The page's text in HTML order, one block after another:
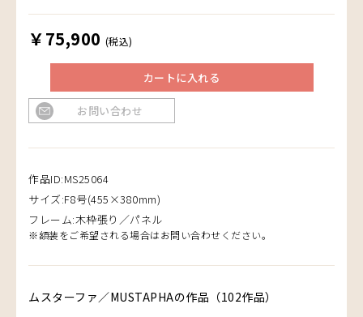
￥75,900 (税込)
カートに入れる
お問い合わせ
作品ID:MS25064
サイズ:F8号(455×380mm)
フレーム:木枠張り／パネル
※額装をご希望される場合はお問い合わせください。
ムスターファ／MUSTAPHAの作品（102作品）